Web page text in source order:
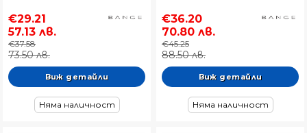
€29.21
57.13 лв.
€37.58
73.50 лв.
Виж детайли
Няма наличност
€36.20
70.80 лв.
€45.25
88.50 лв.
Виж детайли
Няма наличност